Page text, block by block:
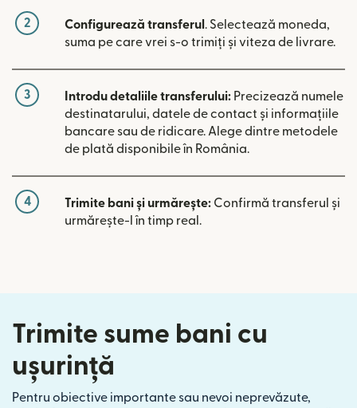
2 Configurează transferul . Selectează moneda,
suma pe care vrei s-o trimiți și viteza de livrare.
3 Introdu detaliile transferului: Precizează numele
destinatarului, datele de contact și informațiile
bancare sau de ridicare. Alege dintre metodele
de plată disponibile în România.
4 Trimite bani și urmărește: Confirmă transferul și
urmărește-l în timp real.
Trimite sume bani cu
ușurință
Pentru obiective importante sau nevoi neprevăzute,